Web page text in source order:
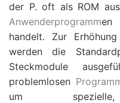
der P. oft als ROM
Anwenderprogrammen
handelt. Zur
werden die
Steckmodule
problemlosen
um spezielle,